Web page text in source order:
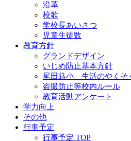
沿革
校歌
学校長あいさつ
児童生徒数
教育方針
グランドデザイン
いじめ防止基本方針
尾田蒔小 生活のやくそ
盗撮防止等校内ルール
教育活動アンケート
学力向上
その他
行事予定
行事予定 TOP